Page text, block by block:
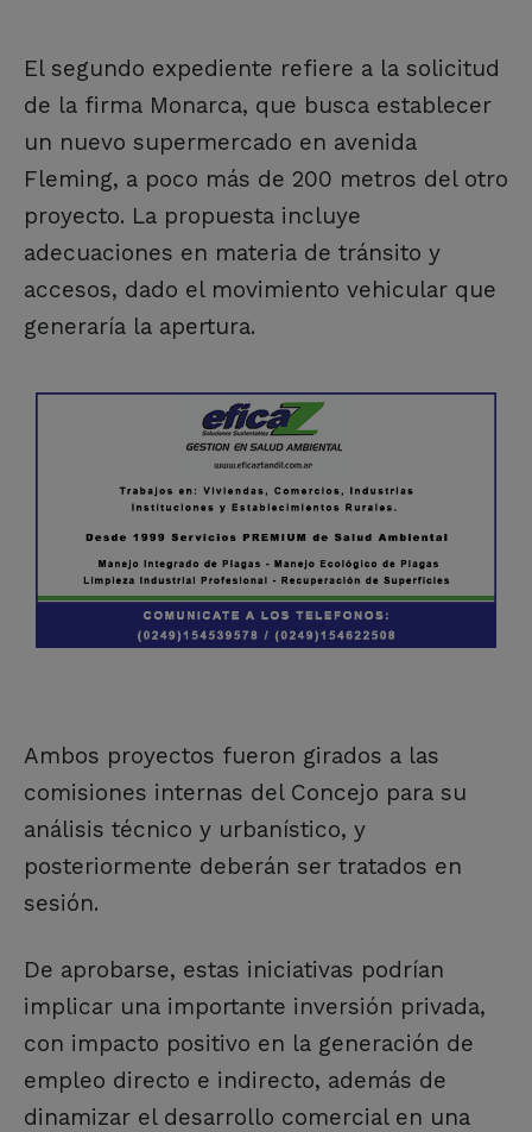
El segundo expediente refiere a la solicitud
de la firma Monarca, que busca establecer
un nuevo supermercado en avenida
Fleming, a poco más de 200 metros del otro
proyecto. La propuesta incluye
adecuaciones en materia de tránsito y
accesos, dado el movimiento vehicular que
generaría la apertura.
Ambos proyectos fueron girados a las
comisiones internas del Concejo para su
análisis técnico y urbanístico, y
posteriormente deberán ser tratados en
sesión.
De aprobarse, estas iniciativas podrían
implicar una importante inversión privada,
con impacto positivo en la generación de
empleo directo e indirecto, además de
dinamizar el desarrollo comercial en una